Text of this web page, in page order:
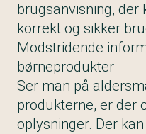
brugsanvisning,
korrekt og sikker
Modstridende
børneprodukter
Ser man på
produkterne, er der
oplysninger. Der